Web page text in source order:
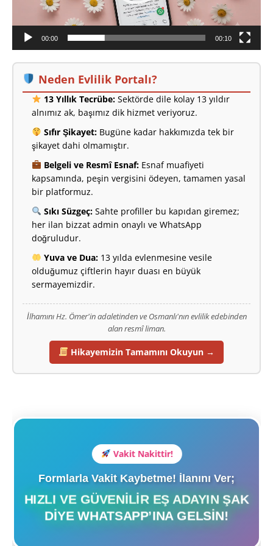
00:00 00:10
Neden Evlilik Portalı?
13 Yıllık Tecrübe:Sektörde dile kolay 13 yıldır
alnımız ak, başımız dik hizmet veriyoruz.
Sıfır Şikayet:Bugüne kadar hakkımızda tek bir
şikayet dahi olmamıştır.
Belgeli ve Resmî Esnaf:Esnaf muafiyeti
kapsamında, peşin vergisini ödeyen, tamamen yasal
bir platformuz.
Sıkı Süzgeç:Sahte profiller bu kapıdan giremez;
her ilan bizzat admin onaylı ve WhatsApp
doğruludur.
Yuva ve Dua:13 yılda evlenmesine vesile
olduğumuz çiftlerin hayır duası en büyük
sermayemizdir.
İlhamını Hz. Ömer'in adaletinden ve Osmanlı'nın evlilik edebinden
alan resmî liman.
Hikayemizin Tamamını Okuyun →
Vakit Nakittir!
Formlarla Vakit Kaybetme! İlanını Ver;
HIZLI VE GÜVENILIR EŞ ADAYIN ŞAK
DIYE WHATSAPP’INA GELSIN!